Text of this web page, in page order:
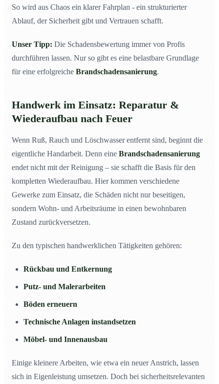
So wird aus Chaos ein klarer Fahrplan - ein strukturierter
Ablauf, der Sicherheit gibt und Vertrauen schafft.
Unser Tipp: Die Schadensbewertung immer von Profis
durchführen lassen. Nur so gibt es eine belastbare Grundlage
für eine erfolgreiche Brandschadensanierung.
Handwerk im Einsatz: Reparatur &
Wiederaufbau nach Feuer
Wenn Ruß, Rauch und Löschwasser entfernt sind, beginnt die
eigentliche Handarbeit. Denn eine Brandschadensanierung
endet nicht mit der Reinigung – sie schafft die Basis für den
kompletten Wiederaufbau. Hier kommen verschiedene
Gewerke zum Einsatz, die Schäden nicht nur beseitigen,
sondern Wohn- und Arbeitsräume in einen bewohnbaren
Zustand zurückversetzen.
Zu den typischen handwerklichen Tätigkeiten gehören:
Rückbau und Entkernung
Putz- und Malerarbeiten
Böden erneuern
Technische Anlagen instandsetzen
Möbel- und Innenausbau
Einige kleinere Arbeiten, wie etwa ein neuer Anstrich, lassen
sich in Eigenleistung umsetzen. Doch bei sicherheitsrelevanten